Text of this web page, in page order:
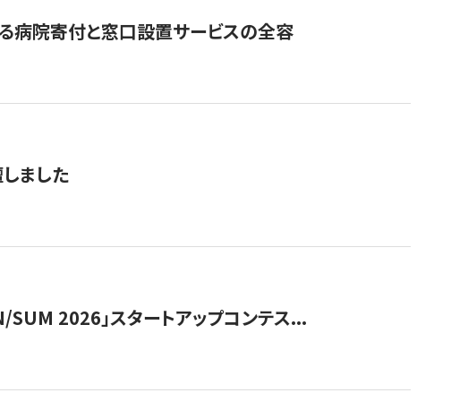
病院寄付と窓口設置サービスの全容
ました
SUM 2026」スタートアップコンテス...